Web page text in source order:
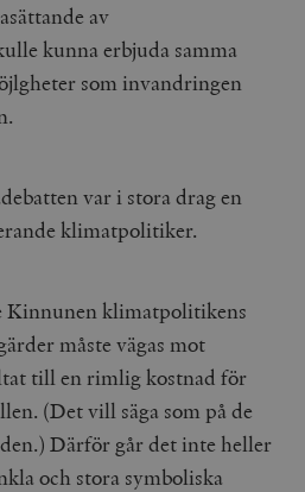
av
kunna erbjuda samma
som invandringen
var i stora drag en
klimatpolitiker.
Kinnunen klimatpolitikens
måste vägas mot
till en rimlig kostnad för
(Det vill säga som på de
Därför går det inte heller
och stora symboliska